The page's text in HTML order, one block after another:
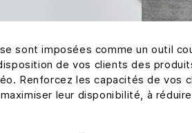
sont imposées comme un outil
de vos clients des
Renforcez les capacités de vos
leur disponibilité, à